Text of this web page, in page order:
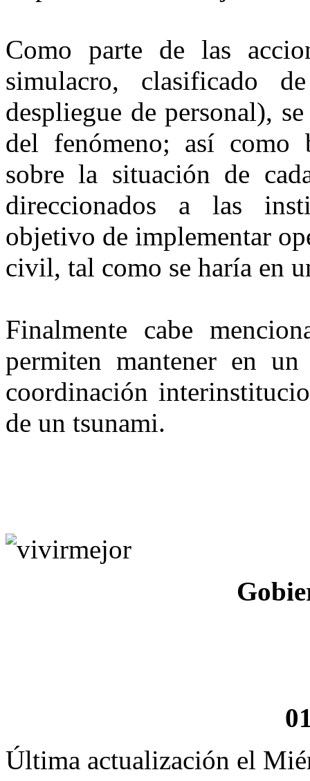
Como parte de las
simulacro, clasificado
despliegue de personal),
del fenómeno; así como
sobre la situación de
direccionados a las
objetivo de implementar
civil, tal como se haría en
Finalmente cabe
permiten mantener en
coordinación
de un tsunami.
Última actualización el